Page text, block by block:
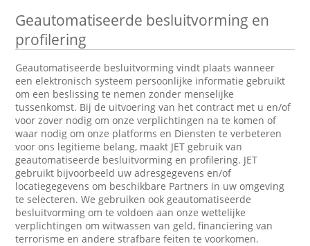
Geautomatiseerde besluitvorming en
profilering
Geautomatiseerde besluitvorming vindt plaats wanneer
een elektronisch systeem persoonlijke informatie gebruikt
om een beslissing te nemen zonder menselijke
tussenkomst. Bij de uitvoering van het contract met u en/of
voor zover nodig om onze verplichtingen na te komen of
waar nodig om onze platforms en Diensten te verbeteren
voor ons legitieme belang, maakt JET gebruik van
geautomatiseerde besluitvorming en profilering. JET
gebruikt bijvoorbeeld uw adresgegevens en/of
locatiegegevens om beschikbare Partners in uw omgeving
te selecteren. We gebruiken ook geautomatiseerde
besluitvorming om te voldoen aan onze wettelijke
verplichtingen om witwassen van geld, financiering van
terrorisme en andere strafbare feiten te voorkomen.